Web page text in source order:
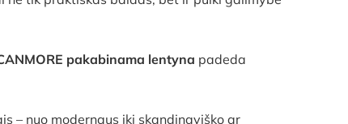
pakabinama lentyna padeda
– nuo modernaus iki skandinaviško ar